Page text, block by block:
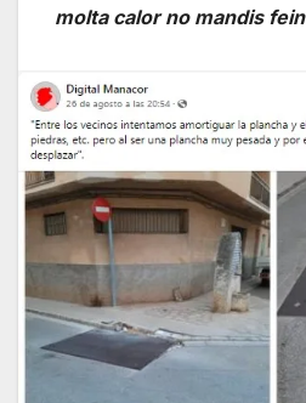
molta calor no mandis